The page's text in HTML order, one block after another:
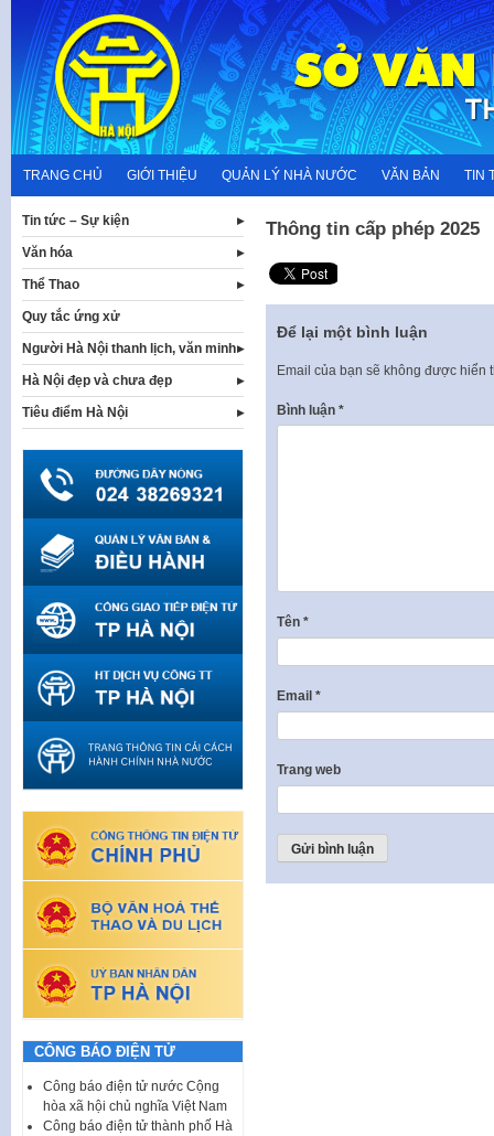
content
TRANG CHỦ GIỚI THIỆU QUẢN LÝ NHÀ NƯỚC VĂN BẢN TIN
Thông tin cấp phép 2025
Để lại một bình luận
Email của bạn sẽ không được hiển
Bình luận *
Tên *
Email *
Trang web
Tin tức – Sự kiện
Văn hóa
Thể Thao
Quy tắc ứng xử
Người Hà Nội thanh lịch, văn minh
Hà Nội đẹp và chưa đẹp
Tiêu điểm Hà Nội
CÔNG BÁO ĐIỆN TỬ
Công báo điện tử nước Cộng
hòa xã hội chủ nghĩa Việt Nam
Công báo điện tử thành phố Hà